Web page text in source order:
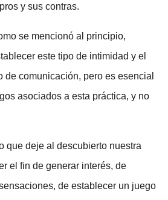
y sus contras.
se mencionó al principio,
este tipo de intimidad y el
de comunicación, pero es esencial
asociados a esta práctica, y no
que deje al descubierto nuestra
el fin de generar interés, de
de establecer un juego